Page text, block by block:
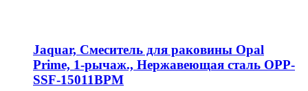
Jaquar, Смеситель для раковины Opal
Prime, 1-рычаж., Нержавеющая сталь OPP-
SSF-15011BPM